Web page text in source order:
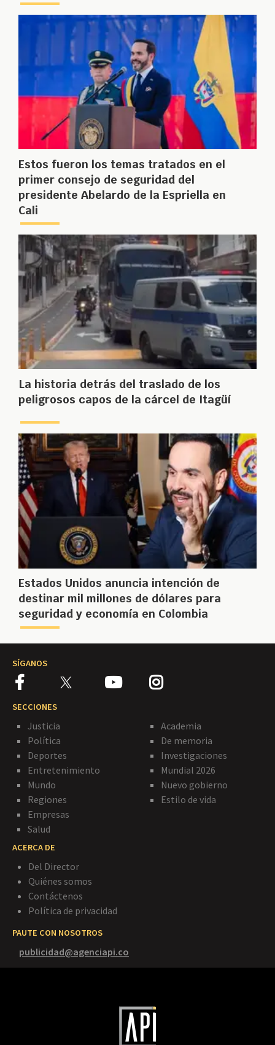
Estos fueron los temas tratados en el
primer consejo de seguridad del
presidente Abelardo de la Espriella en
Cali
La historia detrás del traslado de los
peligrosos capos de la cárcel de Itagüí
Estados Unidos anuncia intención de
destinar mil millones de dólares para
seguridad y economía en Colombia
SÍGANOS
SECCIONES
Justicia
Política
Deportes
Entretenimiento
Mundo
Regiones
Empresas
Salud
Academia
De memoria
Investigaciones
Mundial 2026
Nuevo gobierno
Estilo de vida
ACERCA DE
Del Director
Quiénes somos
Contáctenos
Política de privacidad
PAUTE CON NOSOTROS
publicidad@agenciapi.co